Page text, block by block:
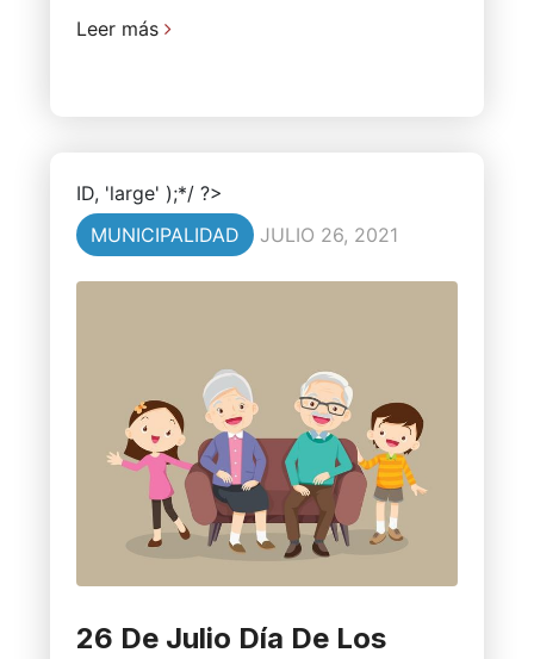
Leer más
ID, 'large' );*/ ?>
MUNICIPALIDAD
JULIO 26, 2021
26 De Julio Día De Los